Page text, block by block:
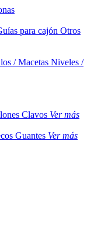
para cajón Otros
/ Macetas Niveles /
Clavos Ver más
Guantes Ver más